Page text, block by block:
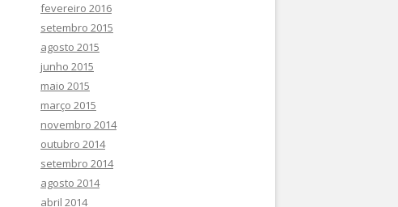
fevereiro 2016
setembro 2015
agosto 2015
junho 2015
maio 2015
março 2015
novembro 2014
outubro 2014
setembro 2014
agosto 2014
abril 2014